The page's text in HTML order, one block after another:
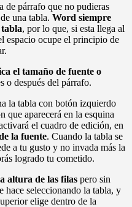
de párrafo que no pudieras
una tabla. Word siempre
tabla, por lo que, si esta llega al
espacio ocupe el principio de
el tamaño de fuente o
o después del párrafo.
la tabla con botón izquierdo
que aparecerá en la esquina
el cuadro de edición, en
la fuente. Cuando la tabla se
a tu gusto y no invada más la
logrado tu cometido.
altura de las filas pero sin
hace seleccionando la tabla, y
elige dentro de la